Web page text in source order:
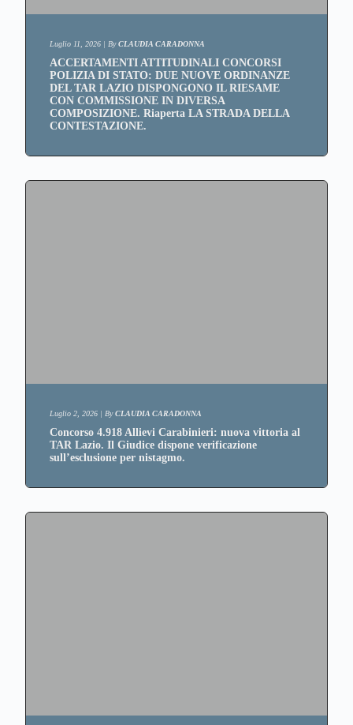
Luglio 11, 2026 | ByCLAUDIA CARADONNA
ACCERTAMENTI ATTITUDINALI CONCORSI
POLIZIA DI STATO: DUE NUOVE ORDINANZE
DEL TAR LAZIO DISPONGONO IL RIESAME
CON COMMISSIONE IN DIVERSA
COMPOSIZIONE. Riaperta LA STRADA DELLA
CONTESTAZIONE.
Luglio 2, 2026 | ByCLAUDIA CARADONNA
Concorso 4.918 Allievi Carabinieri: nuova vittoria al
TAR Lazio. Il Giudice dispone verificazione
sull’esclusione per nistagmo.